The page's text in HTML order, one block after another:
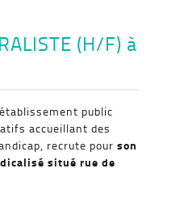
(H/F) à
établissement public
accueillant des
recrute pourson
situé rue de